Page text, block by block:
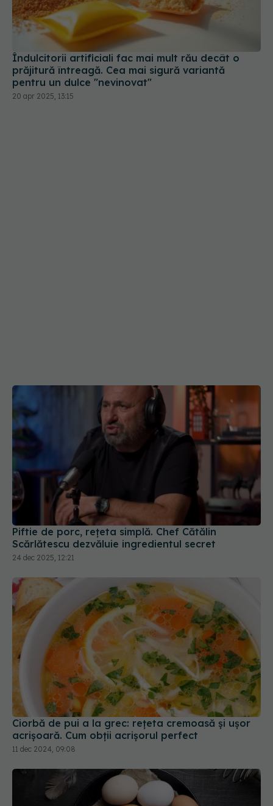
Îndulcitorii artificiali fac mai mult rău decât o
prăjitură întreagă. Cea mai sigură variantă
pentru un dulce "nevinovat"
20 apr 2025, 13:15
Piftie de porc, rețeta simplă. Chef Cătălin
Scărlătescu dezvăluie ingredientul secret
24 dec 2025, 12:21
Ciorbă de pui a la grec: rețeta cremoasă și ușor
acrișoară. Cum obții acrișorul perfect
11 dec 2024, 09:08